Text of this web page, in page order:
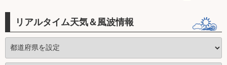
リアルタイム天気＆風波情報